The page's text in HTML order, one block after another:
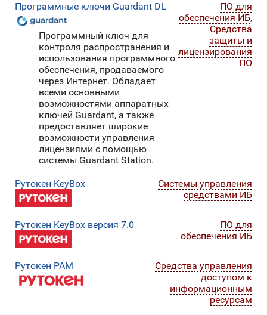
Программные ключи Guardant DL
Программный ключ для
контроля распространения и
использования программного
обеспечения, продаваемого
через Интернет. Обладает
всеми основными
возможностями аппаратных
ключей Guardant, а также
предоставляет широкие
возможности управления
лицензиями с помощью
системы Guardant Station.
ПО для
обеспечения ИБ,
Средства
защиты и
лицензирования
ПО
Рутокен KeyBox
Системы управления
средствами ИБ
Рутокен KeyBox версия 7.0
ПО для
обеспечения ИБ
Рутокен PAM
Средства управления
доступом к
информационным
ресурсам